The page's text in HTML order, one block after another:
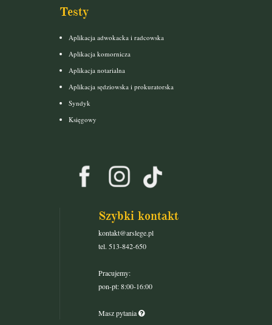
Testy
Aplikacja adwokacka i radcowska
Aplikacja komornicza
Aplikacja notarialna
Aplikacja sędziowska i prokuratorska
Syndyk
Księgowy
Szybki kontakt
kontakt@arslege.pl
tel. 513-842-650
Pracujemy:
pon-pt: 8:00-16:00
Masz pytania